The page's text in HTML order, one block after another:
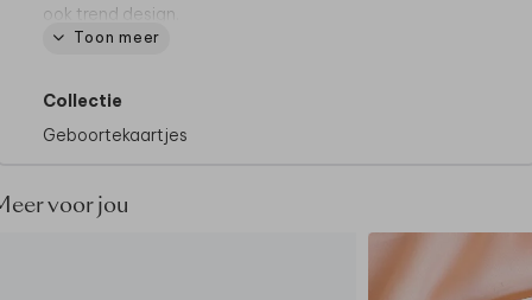
ook trend design.
• Kies bij papiersoort voor oud-hollands, dat geeft
• Je kunt kiezen uit meer dan 25 envelopkleuren.
met tekst.
met ons op voor de
Toon meer
Collectie
Geboortekaartjes
voor jou